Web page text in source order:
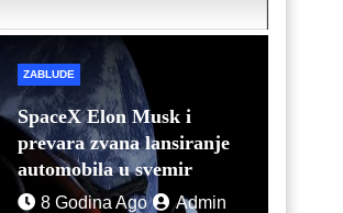
ZABLUDE
SpaceX Elon Musk i
prevara zvana lansiranje
automobila u svemir
8 Godina Ago Admin